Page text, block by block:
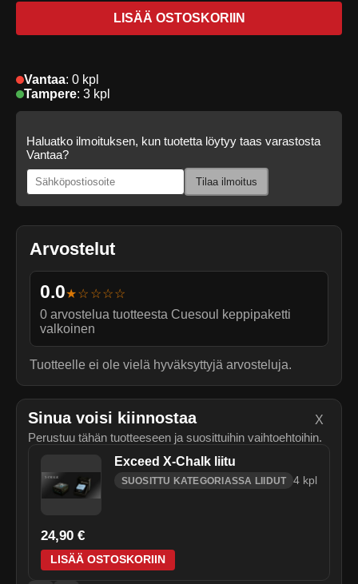
Arvostelut
0.0★☆☆☆☆
0 arvostelua tuotteesta Cuesoul keppipaketti
valkoinen
Tuotteelle ei ole vielä hyväksyttyjä arvosteluja.
LISÄÄ OSTOSKORIIN
Vantaa: 0 kpl
Tampere: 3 kpl
Haluatko ilmoituksen, kun tuotetta löytyy taas varastosta
Vantaa?
Tilaa ilmoitus
Sinua voisi kiinnostaa
Perustuu tähän tuotteeseen ja suosittuihin vaihtoehtoihin.
X
Exceed X-Chalk liitu
SUOSITTU KATEGORIASSA LIIDUT 4 kpl
24,90 €
LISÄÄ OSTOSKORIIN